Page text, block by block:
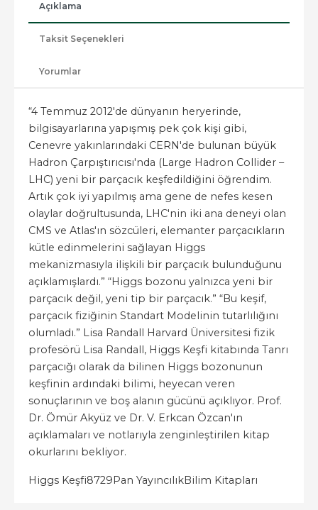
Açıklama
Taksit Seçenekleri
Yorumlar
“4 Temmuz 2012'de dünyanın heryerinde,
bilgisayarlarına yapışmış pek çok kişi gibi,
Cenevre yakınlarındaki CERN'de bulunan büyük
Hadron Çarpıştırıcısı'nda (Large Hadron Collider –
LHC) yeni bir parçacık keşfedildiğini öğrendim.
Artık çok iyi yapılmış ama gene de nefes kesen
olaylar doğrultusunda, LHC'nin iki ana deneyi olan
CMS ve Atlas'ın sözcüleri, elemanter parçacıkların
kütle edinmelerini sağlayan Higgs
mekanizmasıyla ilişkili bir parçacık bulunduğunu
açıklamışlardı.” “Higgs bozonu yalnızca yeni bir
parçacık değil, yeni tip bir parçacık.” “Bu keşif,
parçacık fiziğinin Standart Modelinin tutarlılığını
olumladı.” Lisa Randall Harvard Üniversitesi fizik
profesörü Lisa Randall, Higgs Keşfi kitabında Tanrı
parçacığı olarak da bilinen Higgs bozonunun
keşfinin ardındaki bilimi, heyecan veren
sonuçlarının ve boş alanın gücünü açıklıyor. Prof.
Dr. Ömür Akyüz ve Dr. V. Erkcan Özcan'ın
açıklamaları ve notlarıyla zenginleştirilen kitap
okurlarını bekliyor.
Higgs Keşfi8729Pan YayıncılıkBilim Kitapları